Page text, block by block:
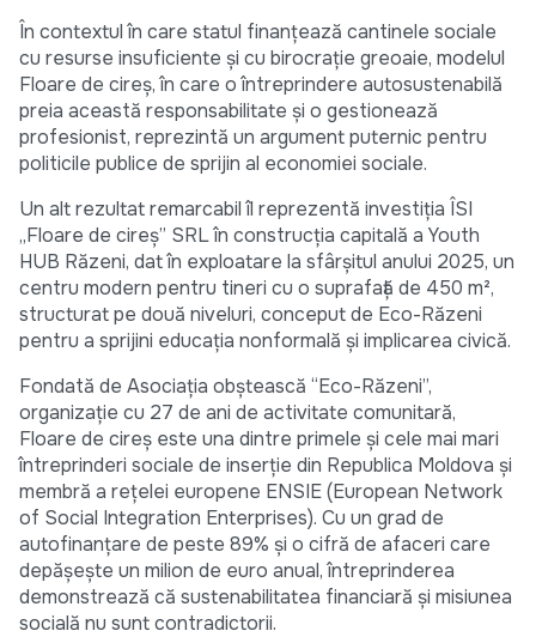
În contextul în care statul finanțează cantinele sociale
cu resurse insuficiente și cu birocrație greoaie, modelul
Floare de cireș, în care o întreprindere autosustenabilă
preia această responsabilitate și o gestionează
profesionist, reprezintă un argument puternic pentru
politicile publice de sprijin al economiei sociale.
Un alt rezultat remarcabil îl reprezentă investiția ÎSI
„Floare de cireș” SRL în construcția capitală a Youth
HUB Răzeni, dat în exploatare la sfârșitul anului 2025, un
centru modern pentru tineri cu o suprafață de 450 m²,
structurat pe două niveluri, conceput de Eco-Răzeni
pentru a sprijini educația nonformală și implicarea civică.
Fondată de Asociația obștească “Eco-Răzeni”,
organizație cu 27 de ani de activitate comunitară,
Floare de cireș este una dintre primele și cele mai mari
întreprinderi sociale de inserție din Republica Moldova și
membră a rețelei europene ENSIE (European Network
of Social Integration Enterprises). Cu un grad de
autofinanțare de peste 89% și o cifră de afaceri care
depășește un milion de euro anual, întreprinderea
demonstrează că sustenabilitatea financiară și misiunea
socială nu sunt contradictorii.